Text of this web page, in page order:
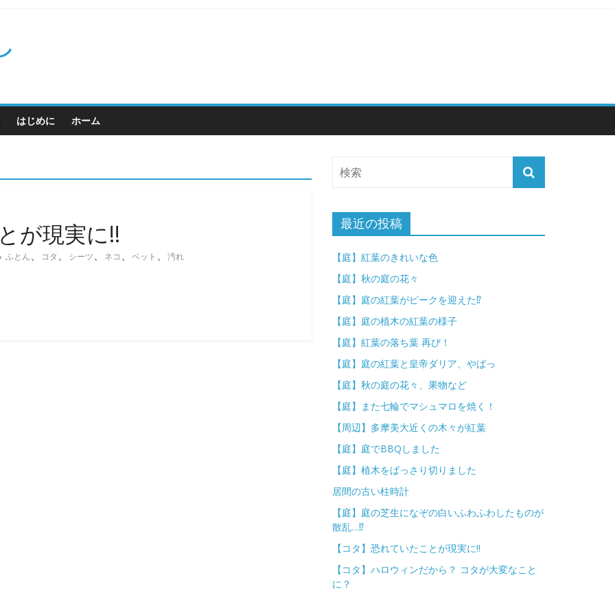
はじめに ホーム
が現実に!!
ふとん、 コタ 、 シーツ、 ネコ 、 ベット 、 汚れ
最近の投稿
【庭】紅葉のきれいな色
【庭】秋の庭の花々
【庭】庭の紅葉がピークを迎えた⁉
【庭】庭の植木の紅葉の様子
【庭】紅葉の落ち葉 再び！
【庭】庭の紅葉と皇帝ダリア、やばっ
【庭】秋の庭の花々、果物など
【庭】また七輪でマシュマロを焼く！
【周辺】多摩美大近くの木々が紅葉
【庭】庭でBBQしました
【庭】植木をばっさり切りました
居間の古い柱時計
【庭】庭の芝生になぞの白いふわふわしたものが
散乱…⁉
【コタ】恐れていたことが現実に!!
【コタ】ハロウィンだから？ コタが大変なこと
に？